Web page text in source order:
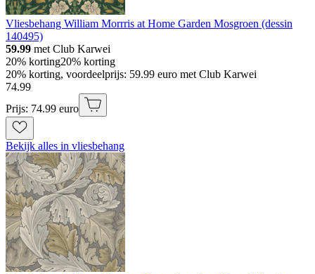
Vliesbehang William Morrris at Home Garden Mosgroen (dessin
140495)
59.99 met Club Karwei
20% korting20% korting
20% korting, voordeelprijs: 59.99 euro met Club Karwei
74.99
Prijs: 74.99 euro
Bekijk alles in vliesbehang